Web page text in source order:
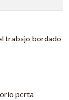
trabajo bordado
porta